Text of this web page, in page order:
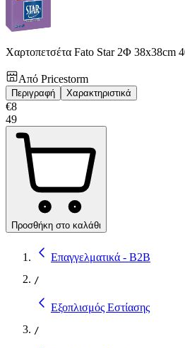
Χαρτοπετσέτα Fato Star 2Φ 38x38cm
Από Pricestorm
Περιγραφή Χαρακτηριστικά
€8
49
Προσθήκη στο καλάθι
Επαγγελματικά - B2B
/
Εξοπλισμός Εστίασης
/